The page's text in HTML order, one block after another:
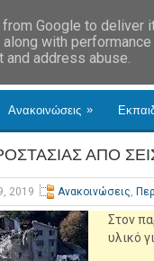
Ανακοινώσεις »
ΑΠΟ
2019 Ανακοινώσεις,
Στον
υλικό
Google to deliver
with
address abuse.